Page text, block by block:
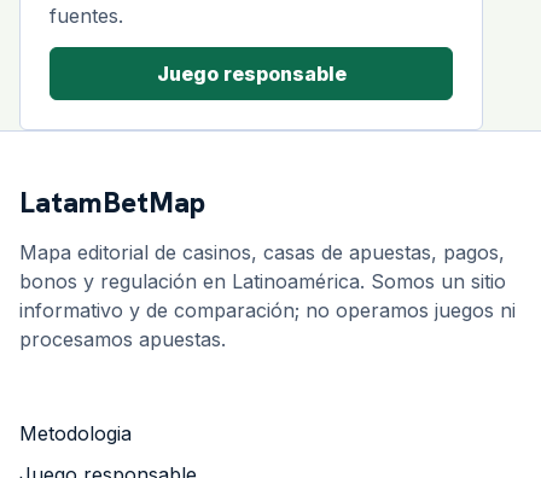
fuentes.
Juego responsable
LatamBetMap
Mapa editorial de casinos, casas de apuestas, pagos,
bonos y regulación en Latinoamérica. Somos un sitio
informativo y de comparación; no operamos juegos ni
procesamos apuestas.
Metodologia